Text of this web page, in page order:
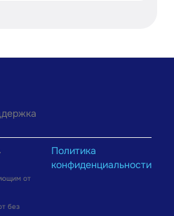
от
без
Политика
конфиденциальности